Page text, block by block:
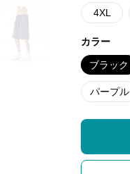
4XL
カラー
ブラック
パープル